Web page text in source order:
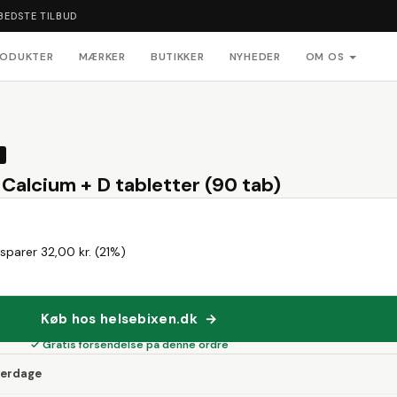
TILBUD
MÆRKER BUTIKKER NYHEDER OM OS
+ D tabletter (90 tab)
32,00 kr. (21%)
Køb hos helsebixen.dk →
✓ Gratis forsendelse på denne ordre